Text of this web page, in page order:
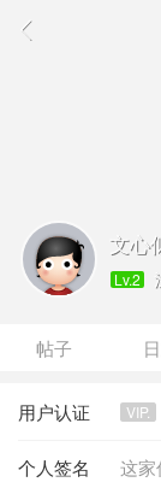

文心
Lv.2
帖子
用户认证 VIP.
个人签名 这家